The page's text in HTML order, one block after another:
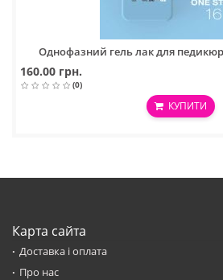
Однофазний гель лак для
160.00 грн.
(0)
КУПИТИ
Карта сайта
Доставка і оплата
Про нас